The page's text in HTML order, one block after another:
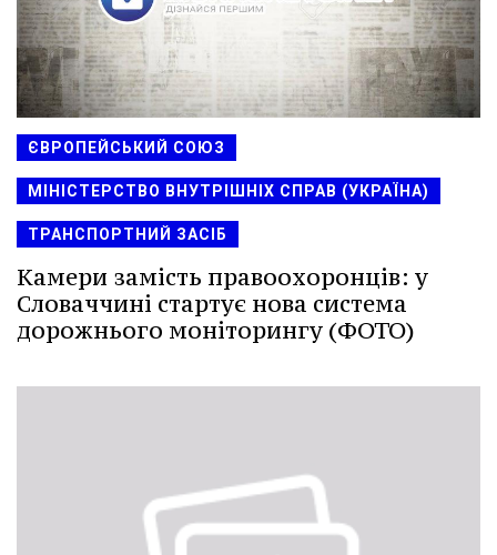
ЄВРОПЕЙСЬКИЙ СОЮЗ
МІНІСТЕРСТВО ВНУТРІШНІХ СПРАВ (УКРАЇНА)
ТРАНСПОРТНИЙ ЗАСІБ
Камери замість правоохоронців: у
Словаччині стартує нова система
дорожнього моніторингу (ФОТО)